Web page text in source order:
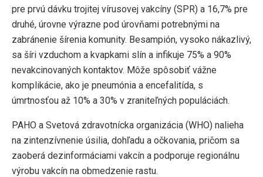
pre prvú dávku trojitej vírusovej vakcíny (SPR) a 16,7% pre
druhé, úrovne výrazne pod úrovňami potrebnými na
zabránenie šírenia komunity. Besampión, vysoko nákazlivý,
sa šíri vzduchom a kvapkami slín a infikuje 75% a 90%
nevakcinovaných kontaktov. Môže spôsobiť vážne
komplikácie, ako je pneumónia a encefalitída, s
úmrtnosťou až 10% a 30% v zraniteľných populáciách.
PAHO a Svetová zdravotnícka organizácia (WHO) nalieha
na zintenzívnenie úsilia, dohľadu a očkovania, pričom sa
zaoberá dezinformáciami vakcín a podporuje regionálnu
výrobu vakcín na obmedzenie rastu.